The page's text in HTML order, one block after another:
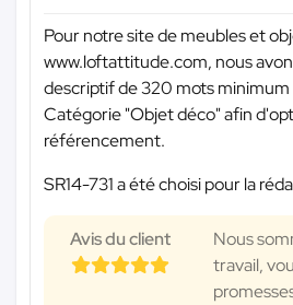
Pour notre site de meubles et
www.loftattitude.com, nous
descriptif de 320 mots
Catégorie "Objet déco" afin
référencement.
SR14-731 a été choisi pour la
Avis du client
Nous
travail,